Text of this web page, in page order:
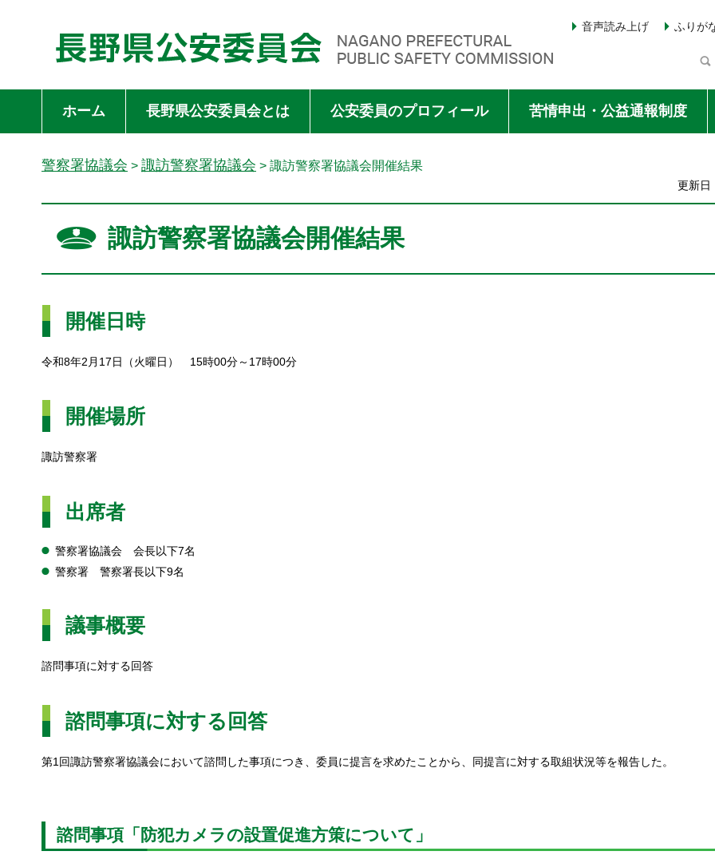
長野県公安委員会 NAGANO PREFECTURAL PUBLIC SAFETY COMMISSION
音声読み上げ ふりが
ホーム 長野県公安委員会とは 公安委員のプロフィール 苦情申出・公益通報制度
警察署協議会 > 諏訪警察署協議会 > 諏訪警察署協議会開催結果
更新日
諏訪警察署協議会開催結果
開催日時
令和8年2月17日（火曜日） 15時00分～17時00分
開催場所
諏訪警察署
出席者
警察署協議会 会長以下7名
警察署
警察署長以下9名
議事概要
諮問事項に対する回答
諮問事項に対する回答
第1回諏訪警察署協議会において諮問した事項につき、委員に提言を求めたことから、同提言に対する取組状況等を報告した。
諮問事項「防犯カメラの設置促進方策について」